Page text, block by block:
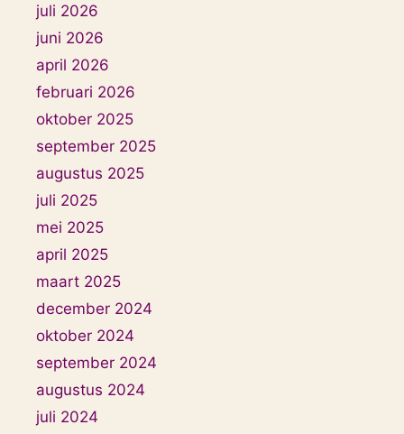
juli 2026
juni 2026
april 2026
februari 2026
oktober 2025
september 2025
augustus 2025
juli 2025
mei 2025
april 2025
maart 2025
december 2024
oktober 2024
september 2024
augustus 2024
juli 2024